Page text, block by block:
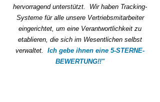
hervorragend unterstützt.
Wir haben Tracking-
Systeme für alle unsere Vertriebsmitarbeiter
eingerichtet, um eine Verantwortlichkeit zu
etablieren, die sich im Wesentlichen selbst
verwaltet.
Ich gebe ihnen eine 5-STERNE-
BEWERTUNG!!"